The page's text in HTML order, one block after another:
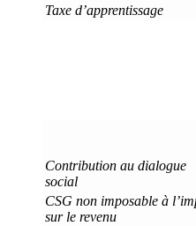
Taxe d’apprentissage
Contribution au dialogue
social
CSG non imposable à
sur le revenu